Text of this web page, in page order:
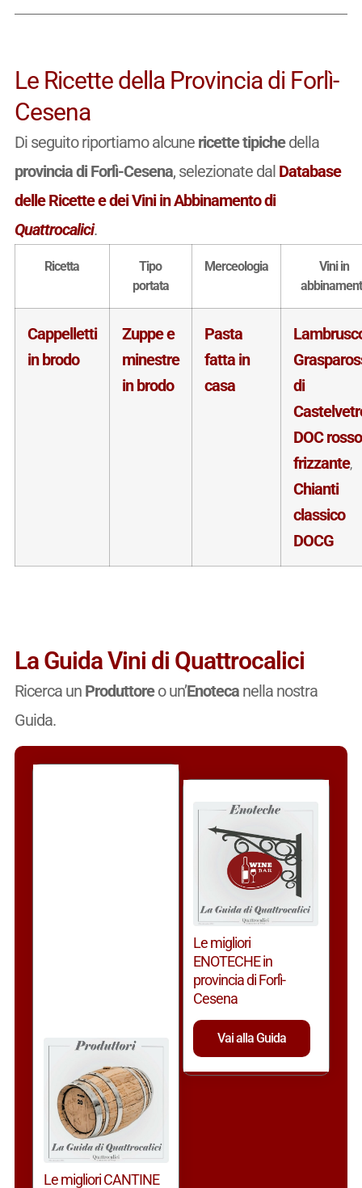
Le Ricette della Provincia di Forlì-
Cesena
Di seguito riportiamo alcune ricette tipichedella
provincia di Forlì-Cesena, selezionate dal Database
delle Ricette e dei Vini in Abbinamento di
Quattrocalici.
Ricetta
Tipo
portata
Merceologia
Vini in
Cappelletti
in brodo
Zuppe e
minestre
in brodo
Pasta
fatta in
casa
di
DOC rosso
frizzante,
Chianti
classico
DOCG
La Guida Vini di Quattrocalici
Ricerca un Produttoreo un’Enotecanella nostra
Guida.
Le migliori CANTINE
Le migliori
ENOTECHE in
provincia di Forlì-
Cesena
Vai alla Guida